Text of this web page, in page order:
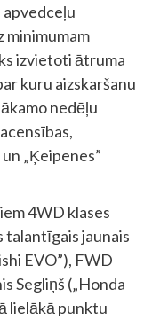
apvedceļu
minimumam
izvietoti ātruma
kuru aizskaršanu
nedēļu
„Ķeipenes”
4WD klases
jaunais
EVO”), FWD
Segliņš („Honda
lielākā punktu